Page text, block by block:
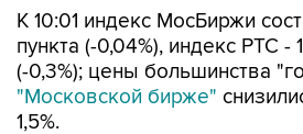
К 10:01 индекс МосБиржи
пункта (-0,04%), индекс РТС -
(-0,3%); цены большинства
"Московской бирже"
1,5%.